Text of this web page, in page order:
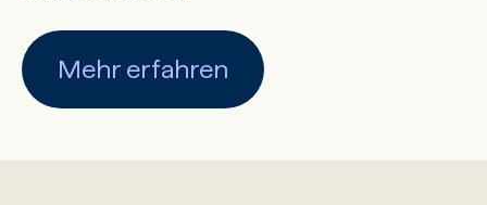
Mehr erfahren